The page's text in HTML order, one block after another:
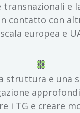
transnazionali e
contatto con
scala europea e
struttura e una
i TG e creare